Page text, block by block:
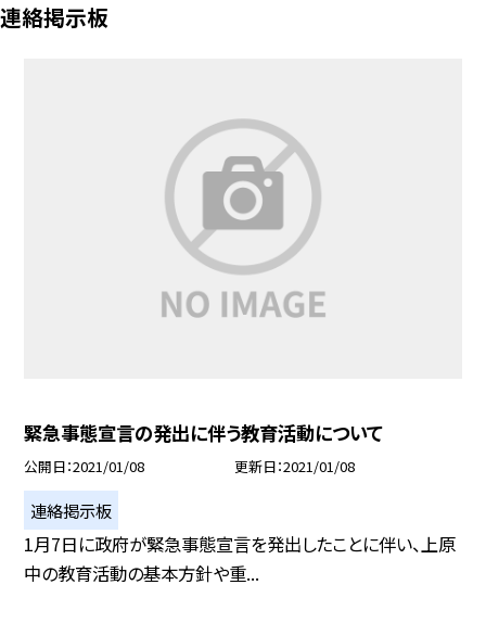
連絡掲示板
緊急事態宣言の発出に伴う教育活動について
公開日 2021/01/08 更新日 2021/01/08
連絡掲示板
1月7日に政府が緊急事態宣言を発出したことに伴い、上原
中の教育活動の基本方針や重...